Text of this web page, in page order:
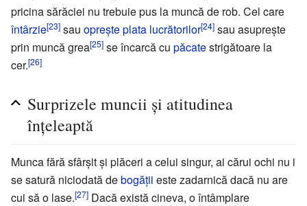
pricina sărăciei nu trebuie pus la muncă de rob. Cel care
întârzie[23] sau oprește plata lucrătorilor[24] sau asuprește
prin muncă grea[25] se încarcă cu păcatestrigătoare la
cer.[26]
Surprizele muncii și atitudinea
înțeleaptă
Munca fără sfârșit și plăceri a celui singur, ai cărui ochi nu i
se satură niciodată debogății este zadarnică dacă nu are
cui să o lase.[27] Dacă există cineva, o întâmplare